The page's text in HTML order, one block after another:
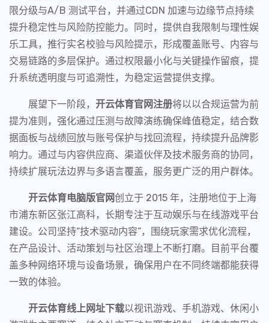
限分级与A/B 测试平台，并通过CDN 加速与边缘节点持续
提升稳定性与风险防控能力。同时，提供自我限制与理性娱
乐工具，推行实名校验与风险提示，形成覆盖账号、内容与
交易链路的多层保护。通过权限最小化与关键操作留痕，提
升系统透明度与可追溯性，为稳定运营提供支撑。
展望下一阶段， 开云体育官网注册将以以合规运营为前
提为准则，强化通过压测与故障演练确保峰值稳定，结合数
据面板与战绩回放与账号保护与找回流程，持续提升品牌影
响力。通过与内容供应商、渠道伙伴及技术服务商的协同，
持续扩展玩法边界与多语言覆盖，服务更广泛的用户群体。
开云体育电脑版官网创立于 2015 年，注册地位于上海
市浦东新区张江高科，长期专注于互动娱乐与在线游戏平台
建设。公司坚持“技术驱动内容”，围绕玩家需求优化流程，
在产品设计、活动策划与社区治理上不断打磨。目前平台覆
盖多种网络环境与设备场景，确保用户在不同终端都能获得
一致的体验。
开云体育线上网址下载以视讯游戏、手机游戏、休闲小